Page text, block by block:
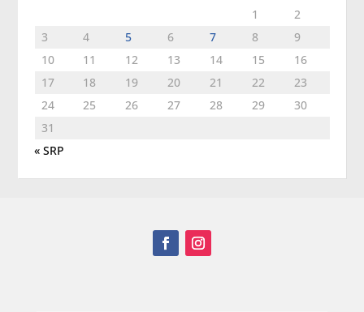
1
2
3
4 5 6 7 8
9
10
11 12 13 14 15
16
17
18 19 20 21 22
23
24
25 26 27 28 29
30
31
« SRP